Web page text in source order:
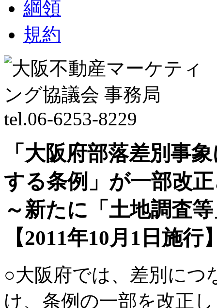
綱領
規約
「大阪府部落差別事
する条例」が一部改
～新たに「土地調査
【2011年10月1日施行
○大阪府では、差別につ
け、条例の一部を改正